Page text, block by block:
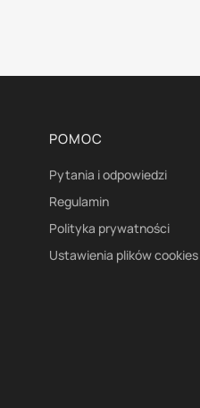
POMOC
Pytania i odpowiedzi
Regulamin
Polityka prywatności
Ustawienia plików cookies